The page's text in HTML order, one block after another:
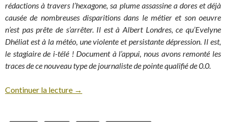
rédactions à travers l’hexagone, sa plume assassine a dores et déjà
causée de nombreuses disparitions dans le métier et son oeuvre
n’est pas prête de s’arrêter. Il est à Albert Londres, ce qu’Evelyne
Dhéliat est à la météo, une violente et persistante dépression. Il est,
le stagiaire de i-télé ! Document à l’appui, nous avons remonté les
traces de ce nouveau type de journaliste de pointe qualifié de 0.0.
Continuer la lecture →